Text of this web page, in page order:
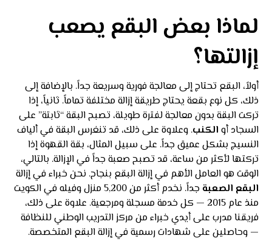
لماذا بعض البقع يصعب
إزالتها؟
أولاً، البقع تحتاج إلى معالجة فورية وسريعة جداً. بالإضافة إلى
ذلك، كل نوع بقعة يحتاج طريقة إزالة مختلفة تماماً. ثانياً، إذا
تركت البقة بدون معالجة لفترة طويلة، تصبح البقة “ثابتة” على
السجاد أو الكنب. وعلاوة على ذلك، قد تنغرس البقة في ألياف
النسيج بشكل عميق جداً. على سبيل المثال، بقة القهوة إذا
تركتها لأكثر من ساعة، قد تصبح صعبة جداً في الإزالة. بالتالي،
الوقت هو العامل الأهم في إزالة البقع بنجاح. نحن خبراء في إزالة
البقع الصعبة
جداً. نخدم أكثر من 5,200 منزل وفيله في الكويت
منذ عام 2015 — كل خدمة مسجلة ومرجعية. علاوة على ذلك،
فريقنا مدرب على أيدي خبراء من مركز التدريب الوطني للنظافة
— وحاصلين على شهادات رسمية في إزالة البقع المتخصصة.